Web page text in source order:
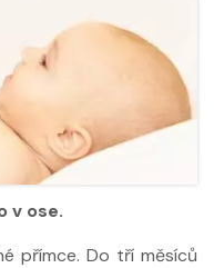
v ose.
přímce. Do tří měsíců